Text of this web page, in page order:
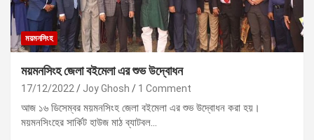
ময়মনসিংহ
ময়মনসিংহ জেলা বইমেলা এর শুভ উদ্বোধন
17/12/2022 Joy Ghosh 1 Comment
আজ ১৬ ডিসেম্বর ময়মনসিংহ জেলা বইমেলা এর শুভ উদ্বোধন করা হয়।
ময়মনসিংহের সার্কিট হাউজ মাঠ ব্যাটবল…